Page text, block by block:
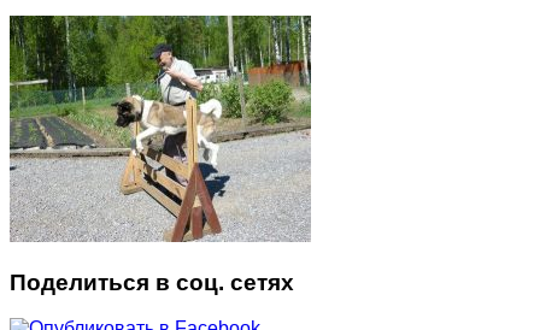
Поделиться в соц. сетях